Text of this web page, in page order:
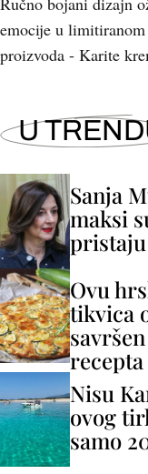
emocije u limitiranom
proizvoda - Karite
U
Sanja
maksi
Ovu
tikvica
recepta
Nisu
ovog
samo